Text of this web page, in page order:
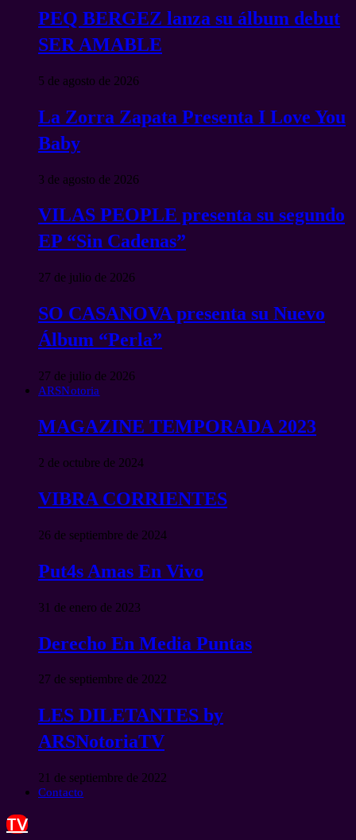
PEQ BERGEZ lanza su álbum debut
SER AMABLE
5 de agosto de 2026
La Zorra Zapata Presenta I Love You
Baby
3 de agosto de 2026
VILAS PEOPLE presenta su segundo
EP “Sin Cadenas”
27 de julio de 2026
SO CASANOVA presenta su Nuevo
Álbum “Perla”
27 de julio de 2026
ARSNotoria
MAGAZINE TEMPORADA 2023
2 de octubre de 2024
VIBRA CORRIENTES
26 de septiembre de 2024
Put4s Amas En Vivo
31 de enero de 2023
Derecho En Media Puntas
27 de septiembre de 2022
LES DILETANTES by
ARSNotoriaTV
21 de septiembre de 2022
Contacto
TV